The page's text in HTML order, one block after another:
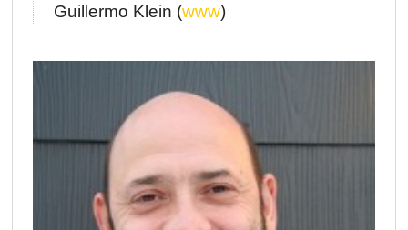
Guillermo Klein (www)